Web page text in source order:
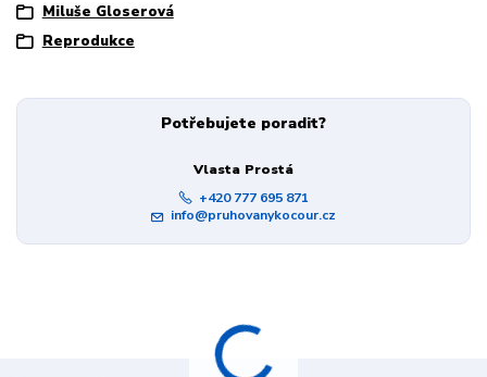
Miluše Gloserová
Reprodukce
Potřebujete poradit?
Vlasta Prostá
+420 777 695 871
info@pruhovanykocour.cz